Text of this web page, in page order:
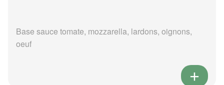
Base sauce tomate, mozzarella, lardons, oignons,
oeuf